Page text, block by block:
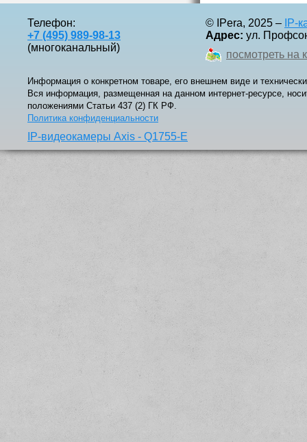
Телефон:
+7 (495) 989-98-13
(многоканальный)
© IPera, 2025 – IP-
Адрес: ул.
посмотреть на
Информация о конкретном товаре, его внешнем виде и
Вся информация, размещенная на данном интернет-ресурсе,
положениями Статьи 437 (2) ГК РФ.
Политика конфиденциальности
IP-видеокамеры Axis - Q1755-E